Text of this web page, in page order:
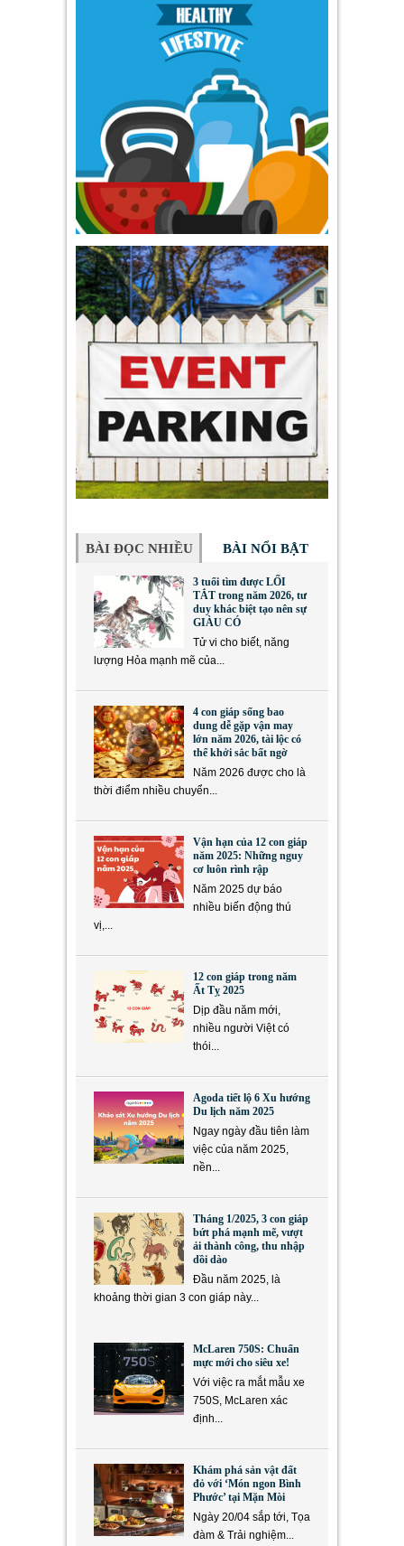
BÀI ĐỌC NHIỀU BÀI NỔI BẬT
3 tuổi tìm được LỐI
TẮT trong năm 2026, tư
duy khác biệt tạo nên sự
GIÀU CÓ
Tử vi cho biết, năng
lượng Hỏa mạnh mẽ của...
4 con giáp sống bao
dung dễ gặp vận may
lớn năm 2026, tài lộc có
thể khởi sắc bất ngờ
Năm 2026 được cho là
thời điểm nhiều chuyển...
Vận hạn của 12 con giáp
năm 2025: Những nguy
cơ luôn rình rập
Năm 2025 dự báo
nhiều biến động thú
vị,...
12 con giáp trong năm
Ất Tỵ 2025
Dịp đầu năm mới,
nhiều người Việt có
thói...
Agoda tiết lộ 6 Xu hướng
Du lịch năm 2025
Ngay ngày đầu tiên làm
việc của năm 2025,
nền...
Tháng 1/2025, 3 con giáp
bứt phá mạnh mẽ, vượt
ải thành công, thu nhập
dồi dào
Đầu năm 2025, là
khoảng thời gian 3 con giáp này...
McLaren 750S: Chuẩn
mực mới cho siêu xe!
Với việc ra mắt mẫu xe
750S, McLaren xác
định...
Khám phá sản vật đất
đỏ với ‘Món ngon Bình
Phước’ tại Mặn Mòi
Ngày 20/04 sắp tới, Tọa
đàm & Trải nghiệm...